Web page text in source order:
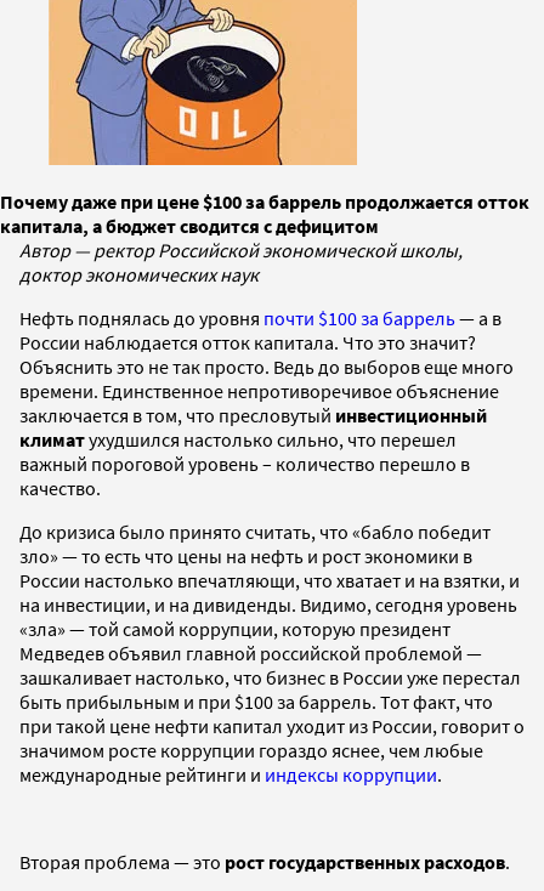
Почему даже при цене $100 за баррель продолжается отток
капитала, а бюджет сводится с дефицитом
Автор — ректор Российской экономической школы,
доктор экономических наук
Нефть поднялась до уровня почти $100 за баррель— а в
России наблюдается отток капитала. Что это значит?
Объяснить это не так просто. Ведь до выборов еще много
времени. Единственное непротиворечивое объяснение
заключается в том, что пресловутый инвестиционный
климатухудшился настолько сильно, что перешел
важный пороговой уровень – количество перешло в
качество.
До кризиса было принято считать, что «бабло победит
зло» — то есть что цены на нефть и рост экономики в
России настолько впечатляющи, что хватает и на взятки, и
на инвестиции, и на дивиденды. Видимо, сегодня уровень
«зла» — той самой коррупции, которую президент
Медведев объявил главной российской проблемой —
зашкаливает настолько, что бизнес в России уже перестал
быть прибыльным и при $100 за баррель. Тот факт, что
при такой цене нефти капитал уходит из России, говорит о
значимом росте коррупции гораздо яснее, чем любые
международные рейтинги и индексы коррупции.
Вторая проблема — это рост государственных расходов.